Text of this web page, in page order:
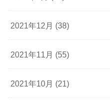
2021年12月 (38)
2021年11月 (55)
2021年10月 (21)